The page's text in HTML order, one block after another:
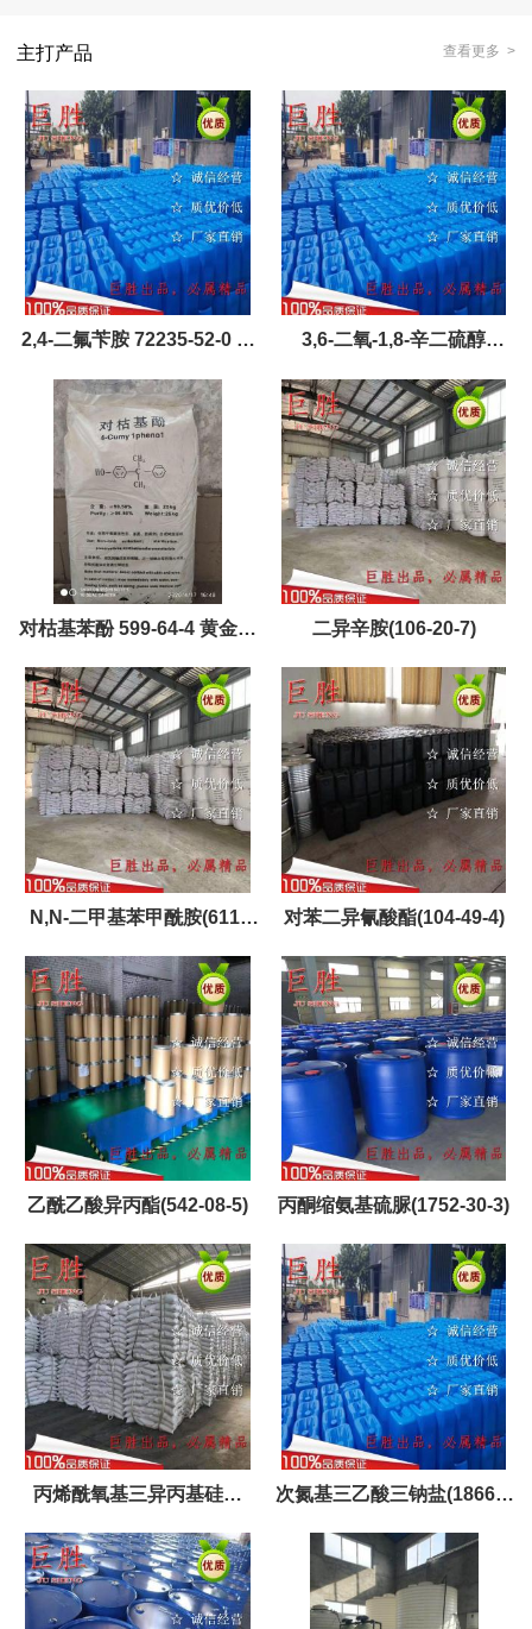
主打产品 查看更多 >
2,4-二氟苄胺 72235-52-0 产
品，现货，优势供应
3,6-二氧-1,8-辛二硫醇
（14970-87-7）黄金产品现
货，优势供应
对枯基苯酚 599-64-4 黄金产
品，现货，优势供应
二异辛胺(106-20-7)
N,N-二甲基苯甲酰胺(611-
74-5)
对苯二异氰酸酯(104-49-4)
乙酰乙酸异丙酯(542-08-5) 丙酮缩氨基硫脲(1752-30-3)
丙烯酰氧基三异丙基硅烷
(157859-20-6)
次氮基三乙酸三钠盐(18662-
53-8)